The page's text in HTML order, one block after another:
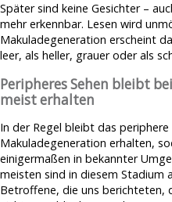
Später sind keine Gesichter –
mehr erkennbar. Lesen wird
Makuladegeneration erscheint
leer, als heller, grauer oder als
Peripheres Sehen bleibt
meist erhalten
In der Regel bleibt das
Makuladegeneration erhalten,
einigermaßen in bekannter
meisten sind in diesem Stadium
Betroffene, die uns berichteten,